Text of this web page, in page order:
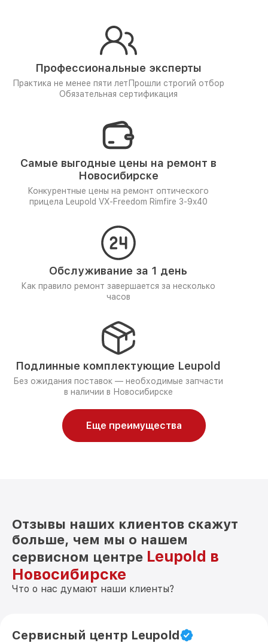
Профессиональные эксперты
Практика не менее пяти лет Прошли строгий отбор
Обязательная сертификация
Самые выгодные цены на ремонт в
Новосибирске
Конкурентные цены на ремонт оптического
прицела Leupold VX-Freedom Rimfire 3-9x40
Обслуживание за 1 день
Как правило ремонт завершается за несколько
часов
Подлинные комплектующие Leupold
Без ожидания поставок — необходимые запчасти
в наличии в Новосибирске
Еще преимущества
Отзывы наших клиентов скажут
больше, чем мы о нашем
сервисном центре Leupold в
Новосибирске
Что о нас думают наши клиенты?
Сервисный центр Leupold